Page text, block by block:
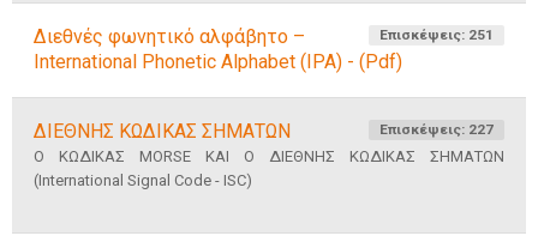
Επισκέψεις: 251
Διεθνές φωνητικό αλφάβητο –
International Phonetic Alphabet (IPA) - (Pdf)
Επισκέψεις: 227
ΔΙΕΘΝΗΣ ΚΩΔΙΚΑΣ ΣΗΜΑΤΩΝ
O ΚΩ∆ΙΚΑΣ MORSE ΚΑΙ Ο ∆ΙΕΘΝΗΣ ΚΩ∆ΙΚΑΣ ΣΗΜΑΤΩΝ
(International Signal Code - ISC)